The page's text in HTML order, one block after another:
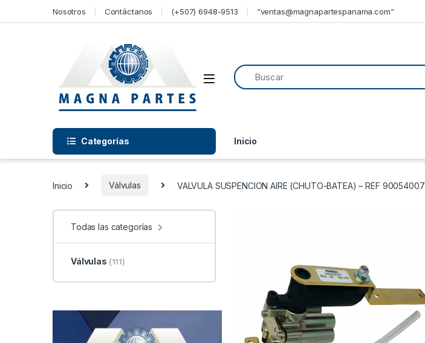
Nosotros Contáctanos (+507) 6948-9513 “ventas@magnapartespanama.com”
Categorías Inicio
Inicio Válvulas VALVULA SUSPENCION AIRE (CHUTO-BATEA) – REF 90054007
Todas las categorías
Válvulas (111)